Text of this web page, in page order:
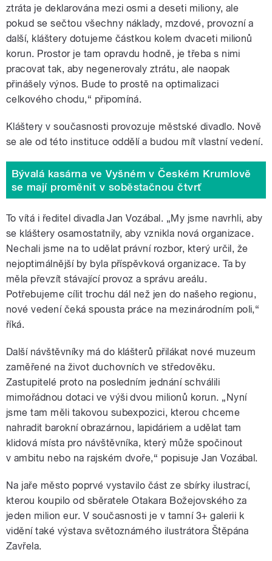
ztráta je deklarována mezi osmi a deseti miliony, ale
pokud se sečtou všechny náklady, mzdové, provozní a
další, kláštery dotujeme částkou kolem dvaceti milionů
korun. Prostor je tam opravdu hodně, je třeba s nimi
pracovat tak, aby negenerovaly ztrátu, ale naopak
přinášely výnos. Bude to prostě na optimalizaci
celkového chodu,“ připomíná.
Kláštery v současnosti provozuje městské divadlo. Nově
se ale od této instituce oddělí a budou mít vlastní vedení.
Bývalá kasárna ve Vyšném v Českém Krumlově
se mají proměnit v soběstačnou čtvrť
To vítá i ředitel divadla Jan Vozábal. „My jsme navrhli, aby
se kláštery osamostatnily, aby vznikla nová organizace.
Nechali jsme na to udělat právní rozbor, který určil, že
nejoptimálnější by byla příspěvková organizace. Ta by
měla převzít stávající provoz a správu areálu.
Potřebujeme cílit trochu dál než jen do našeho regionu,
nové vedení čeká spousta práce na mezinárodním poli,“
říká.
Další návštěvníky má do klášterů přilákat nové muzeum
zaměřené na život duchovních ve středověku.
Zastupitelé proto na posledním jednání schválili
mimořádnou dotaci ve výši dvou milionů korun. „Nyní
jsme tam měli takovou subexpozici, kterou chceme
nahradit barokní obrazárnou, lapidáriem a udělat tam
klidová místa pro návštěvníka, který může spočinout
v ambitu nebo na rajském dvoře,“ popisuje Jan Vozábal.
Na jaře město poprvé vystavilo část ze sbírky ilustrací,
kterou koupilo od sběratele Otakara Božejovského za
jeden milion eur. V současnosti je v tamní 3+ galerii k
vidění také výstava světoznámého ilustrátora Štěpána
Zavřela.